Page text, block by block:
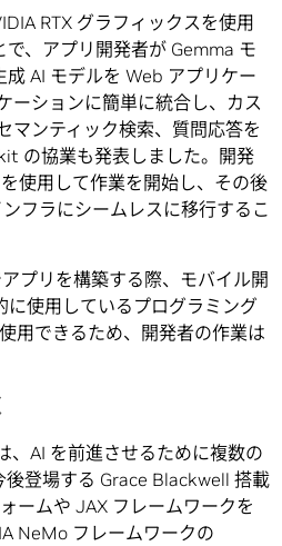
RTX グラフィックスを使用
で、アプリ開発者が Gemma モ
AI モデルを Web アプリケー
ーションに簡単に統合し、カス
マンティック検索、質問応答を
の協業も発表しました。開発
使用して作業を開始し、その後
フラにシームレスに移行するこ
プリを構築する際、モバイル開
使用しているプログラミング
用できるため、開発者の作業は
、AI を前進させるために複数の
登場する Grace Blackwell 搭載
ームや JAX フレームワークを
NeMo フレームワークの